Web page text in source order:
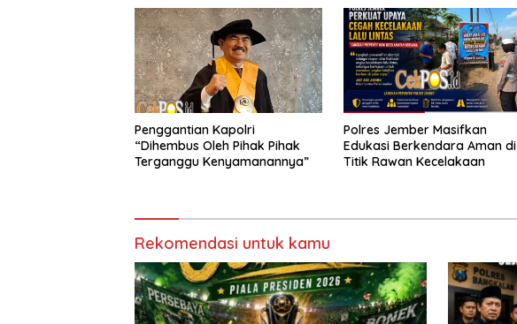
Penggantian Kapolri
“Dihembus Oleh Pihak Pihak
Terganggu Kenyamanannya”
Polres Jember Masifkan
Edukasi Berkendara Aman di
Titik Rawan Kecelakaan
Rekomendasi untuk kamu